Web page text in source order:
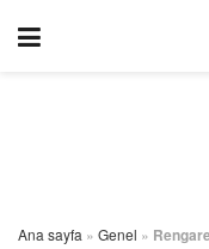
Ana sayfa » Genel »